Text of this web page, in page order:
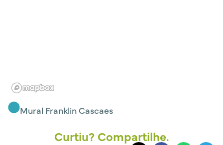
Mural Franklin Cascaes
Curtiu? Compartilhe.